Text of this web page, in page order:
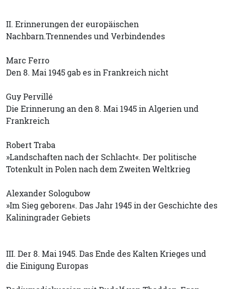
II. Erinnerungen der europäischen
Nachbarn.Trennendes und Verbindendes
Marc Ferro
Den 8. Mai 1945 gab es in Frankreich nicht
Guy Pervillé
Die Erinnerung an den 8. Mai 1945 in Algerien und
Frankreich
Robert Traba
»Landschaften nach der Schlacht«. Der politische
Totenkult in Polen nach dem Zweiten Weltkrieg
Alexander Sologubow
»Im Sieg geboren«. Das Jahr 1945 in der Geschichte des
Kaliningrader Gebiets
III. Der 8. Mai 1945. Das Ende des Kalten Krieges und
die Einigung Europas